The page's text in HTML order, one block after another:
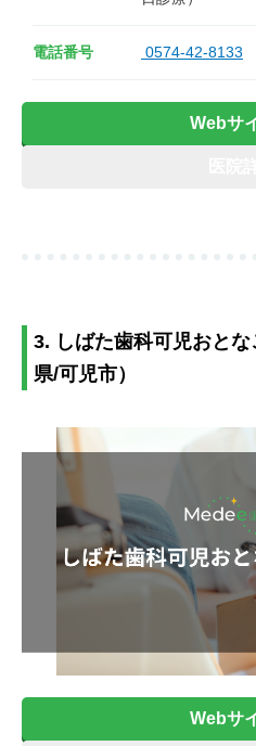
電話番号 0574-42-8133
Webサ
3. しばた歯科可児おと
県/可児市）
Webサ